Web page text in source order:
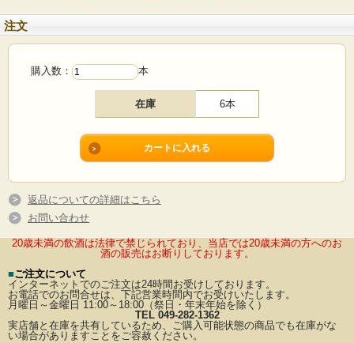
注文
購入数： 本
在庫 6本
返品についての詳細はこちら
お問い合わせ
20歳未満の飲酒は法律で禁じられており、当店では20歳未満の方へのお
酒の販売はお断りしております。
■ご注文について
インターネットでのご注文は24時間お受けしております。
お電話でのお問合せは、下記営業時間内でお受けいたします。
月曜日～金曜日 11:00～18:00（祭日・年末年始を除く）
TEL 049-282-1362
実店舗と在庫を共有しているため、ご購入可能状態の商品でも在庫がな
い場合がありますことをご容赦ください。